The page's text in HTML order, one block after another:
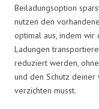
Beiladungsoption
nutzen den
optimal aus, indem wir
Ladungen
reduziert werden,
und den Schutz
verzichten musst.